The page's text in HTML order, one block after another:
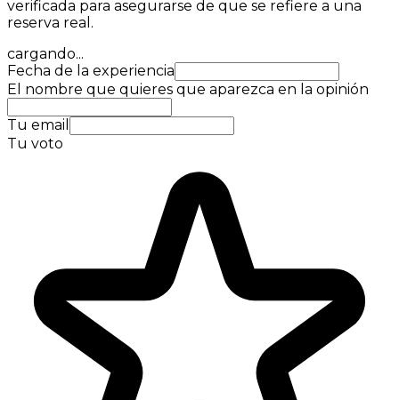
verificada para asegurarse de que se refiere a una
reserva real.
cargando...
Fecha de la experiencia
El nombre que quieres que aparezca en la opinión
Tu email
Tu voto